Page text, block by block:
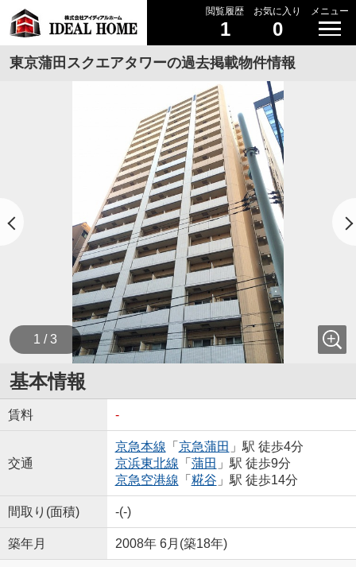
閲覧履歴
1
お気に入り
0
メニュー
東京蒲田スクエアタワーの過去掲載物件情報
1 / 3
基本情報
賃料 -
交通
京急本線 「 京急蒲田 」駅 徒歩4分
京浜東北線 「 蒲田 」駅 徒歩9分
京急空港線 「 糀谷 」駅 徒歩14分
間取り(面積) -(-)
築年月 2008年 6月(築18年)